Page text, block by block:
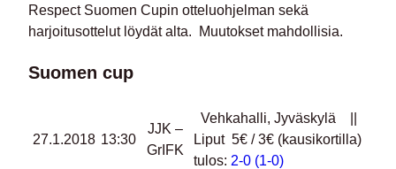
Respect Suomen Cupin otteluohjelman sekä
harjoitusottelut löydät alta. Muutokset mahdollisia.
Suomen cup
27.1.2018 13:30
JJK –
GrIFK
Vehkahalli, Jyväskylä ||
Liput 5€ / 3€ (kausikortilla)
tulos: 2-0 (1-0)